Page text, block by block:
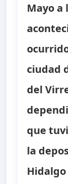
Mayoa
ciudad
del
que
la
Hidalgo